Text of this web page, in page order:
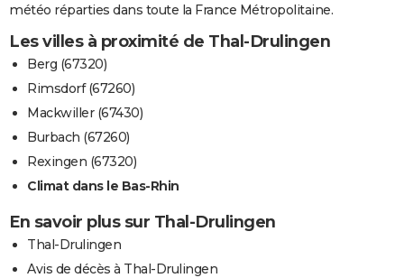
météo réparties dans toute la France Métropolitaine.
Les villes à proximité de Thal-Drulingen
Berg (67320)
Rimsdorf (67260)
Mackwiller (67430)
Burbach (67260)
Rexingen (67320)
Climat dans le Bas-Rhin
En savoir plus sur Thal-Drulingen
Thal-Drulingen
Avis de décès à Thal-Drulingen